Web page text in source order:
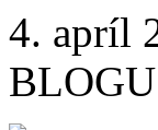
4. apríl
BLOGU